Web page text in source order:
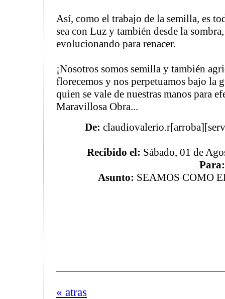
Así, como el trabajo de la semilla, es
sea con Luz y también desde la
evolucionando para renacer.
¡Nosotros somos semilla y también
florecemos y nos perpetuamos bajo la
quien se vale de nuestras manos para
Maravillosa Obra...
De:
Recibido el: Sábado, 01 de
Para:
Asunto: SEAMOS COMO
« atras